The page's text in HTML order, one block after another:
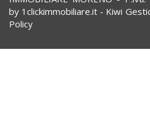
by 1clickimmobiliare.it - Kiwi
Policy